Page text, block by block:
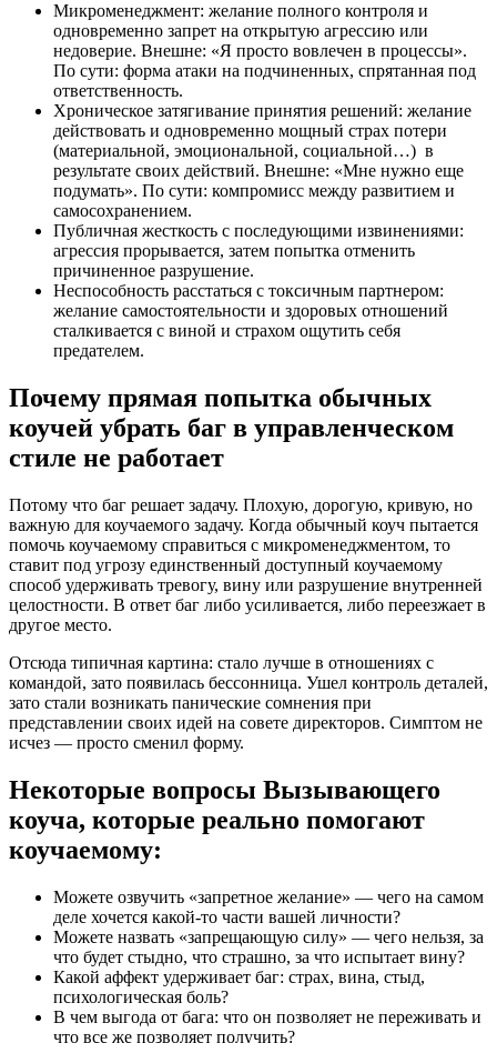
Микроменеджмент: желание полного контроля и
одновременно запрет на открытую агрессию или
недоверие. Внешне: «Я просто вовлечен в процессы».
По сути: форма атаки на подчиненных, спрятанная под
ответственность.
Хроническое затягивание принятия решений: желание
действовать и одновременно мощный страх потери
(материальной, эмоциональной, социальной…) в
результате своих действий. Внешне: «Мне нужно еще
подумать». По сути: компромисс между развитием и
самосохранением.
Публичная жесткость с последующими извинениями:
агрессия прорывается, затем попытка отменить
причиненное разрушение.
Неспособность расстаться с токсичным партнером:
желание самостоятельности и здоровых отношений
сталкивается с виной и страхом ощутить себя
предателем.
Почему прямая попытка обычных
коучей убрать баг в управленческом
стиле не работает
Потому что баг решает задачу. Плохую, дорогую, кривую, но
важную для коучаемого задачу. Когда обычный коуч пытается
помочь коучаемому справиться с микроменеджментом, то
ставит под угрозу единственный доступный коучаемому
способ удерживать тревогу, вину или разрушение внутренней
целостности. В ответ баг либо усиливается, либо переезжает в
другое место.
Отсюда типичная картина: стало лучше в отношениях с
командой, зато появилась бессонница. Ушел контроль деталей,
зато стали возникать панические сомнения при
представлении своих идей на совете директоров. Симптом не
исчез — просто сменил форму.
Некоторые вопросы Вызывающего
коуча, которые реально помогают
коучаемому:
Можете озвучить «запретное желание» — чего на самом
деле хочется какой-то части вашей личности?
Можете назвать «запрещающую силу» — чего нельзя, за
что будет стыдно, что страшно, за что испытает вину?
Какой аффект удерживает баг: страх, вина, стыд,
психологическая боль?
В чем выгода от бага: что он позволяет не переживать и
что все же позволяет получить?